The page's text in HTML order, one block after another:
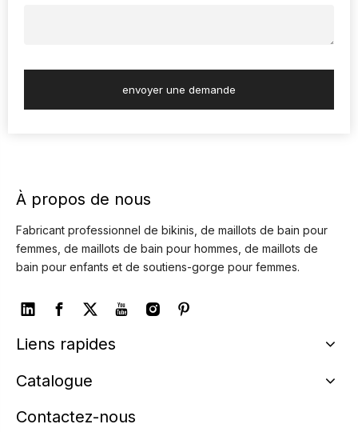
envoyer une demande
À propos de nous
Fabricant professionnel de bikinis, de maillots de bain pour
femmes, de maillots de bain pour hommes, de maillots de
bain pour enfants et de soutiens-gorge pour femmes.
Liens rapides
Catalogue
Contactez-nous